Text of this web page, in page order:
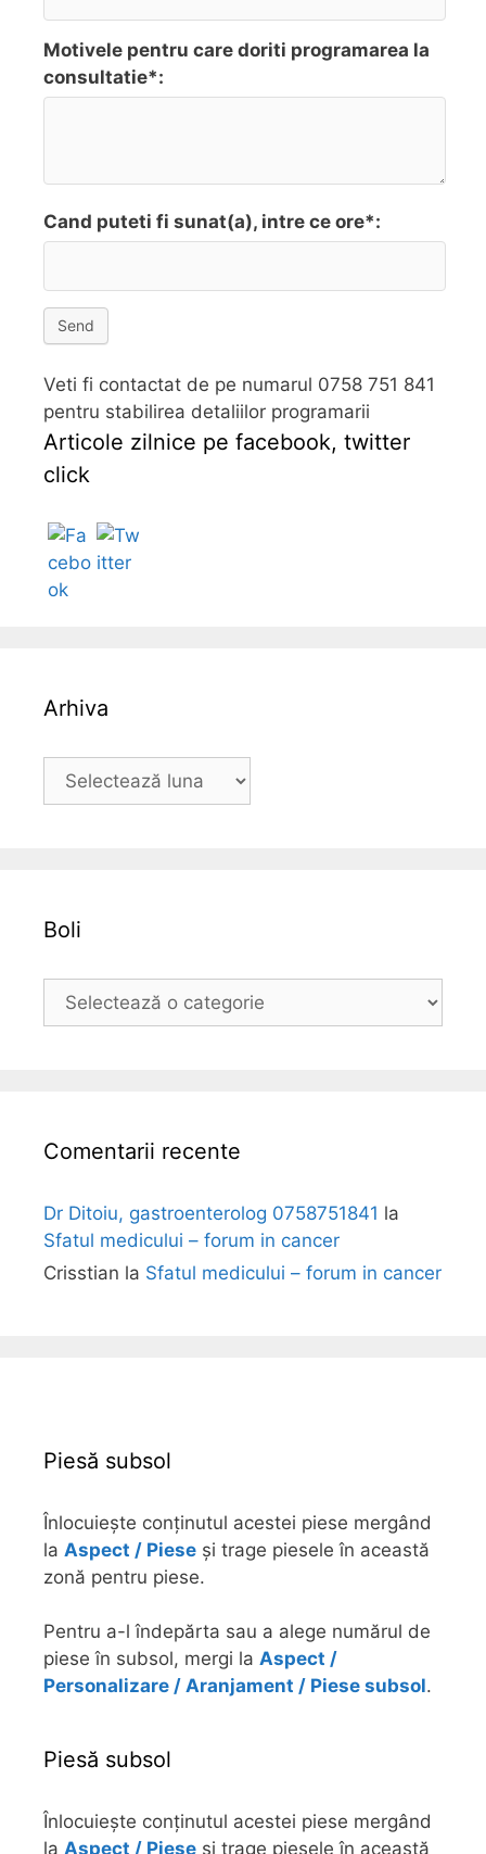
Motivele pentru care doriti programarea la
consultatie*:
Cand puteti fi sunat(a), intre ce ore*:
Send
Veti fi contactat de pe numarul 0758 751 841
pentru stabilirea detaliilor programarii
Articole zilnice pe facebook, twitter
click
Arhiva
Boli
Comentarii recente
Dr Ditoiu, gastroenterolog 0758751841 la
Sfatul medicului – forum in cancer
Crisstian la Sfatul medicului – forum in cancer
Piesă subsol
Înlocuiește conținutul acestei piese mergând
la Aspect / Piese și trage piesele în această
zonă pentru piese.
Pentru a-l îndepărta sau a alege numărul de
piese în subsol, mergi la Aspect /
Personalizare / Aranjament / Piese subsol.
Piesă subsol
Înlocuiește conținutul acestei piese mergând
la Aspect / Piese și trage piesele în această